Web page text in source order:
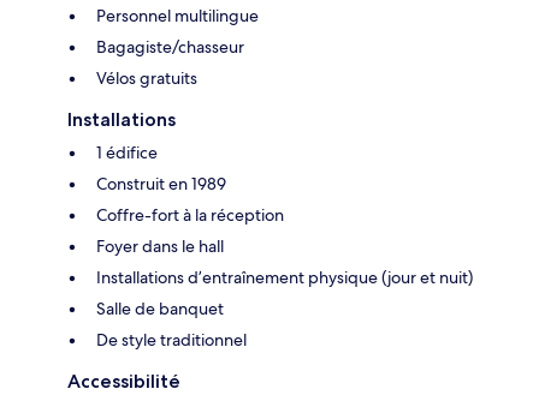
Personnel multilingue
Bagagiste/chasseur
Vélos gratuits
Installations
1 édifice
Construit en 1989
Coffre-fort à la réception
Foyer dans le hall
Installations d’entraînement physique (jour et nuit)
Salle de banquet
De style traditionnel
Accessibilité